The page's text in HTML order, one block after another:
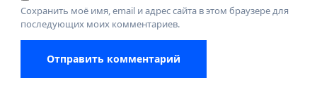
Сохранить моё имя, email и адрес сайта в этом браузере для
последующих моих комментариев.